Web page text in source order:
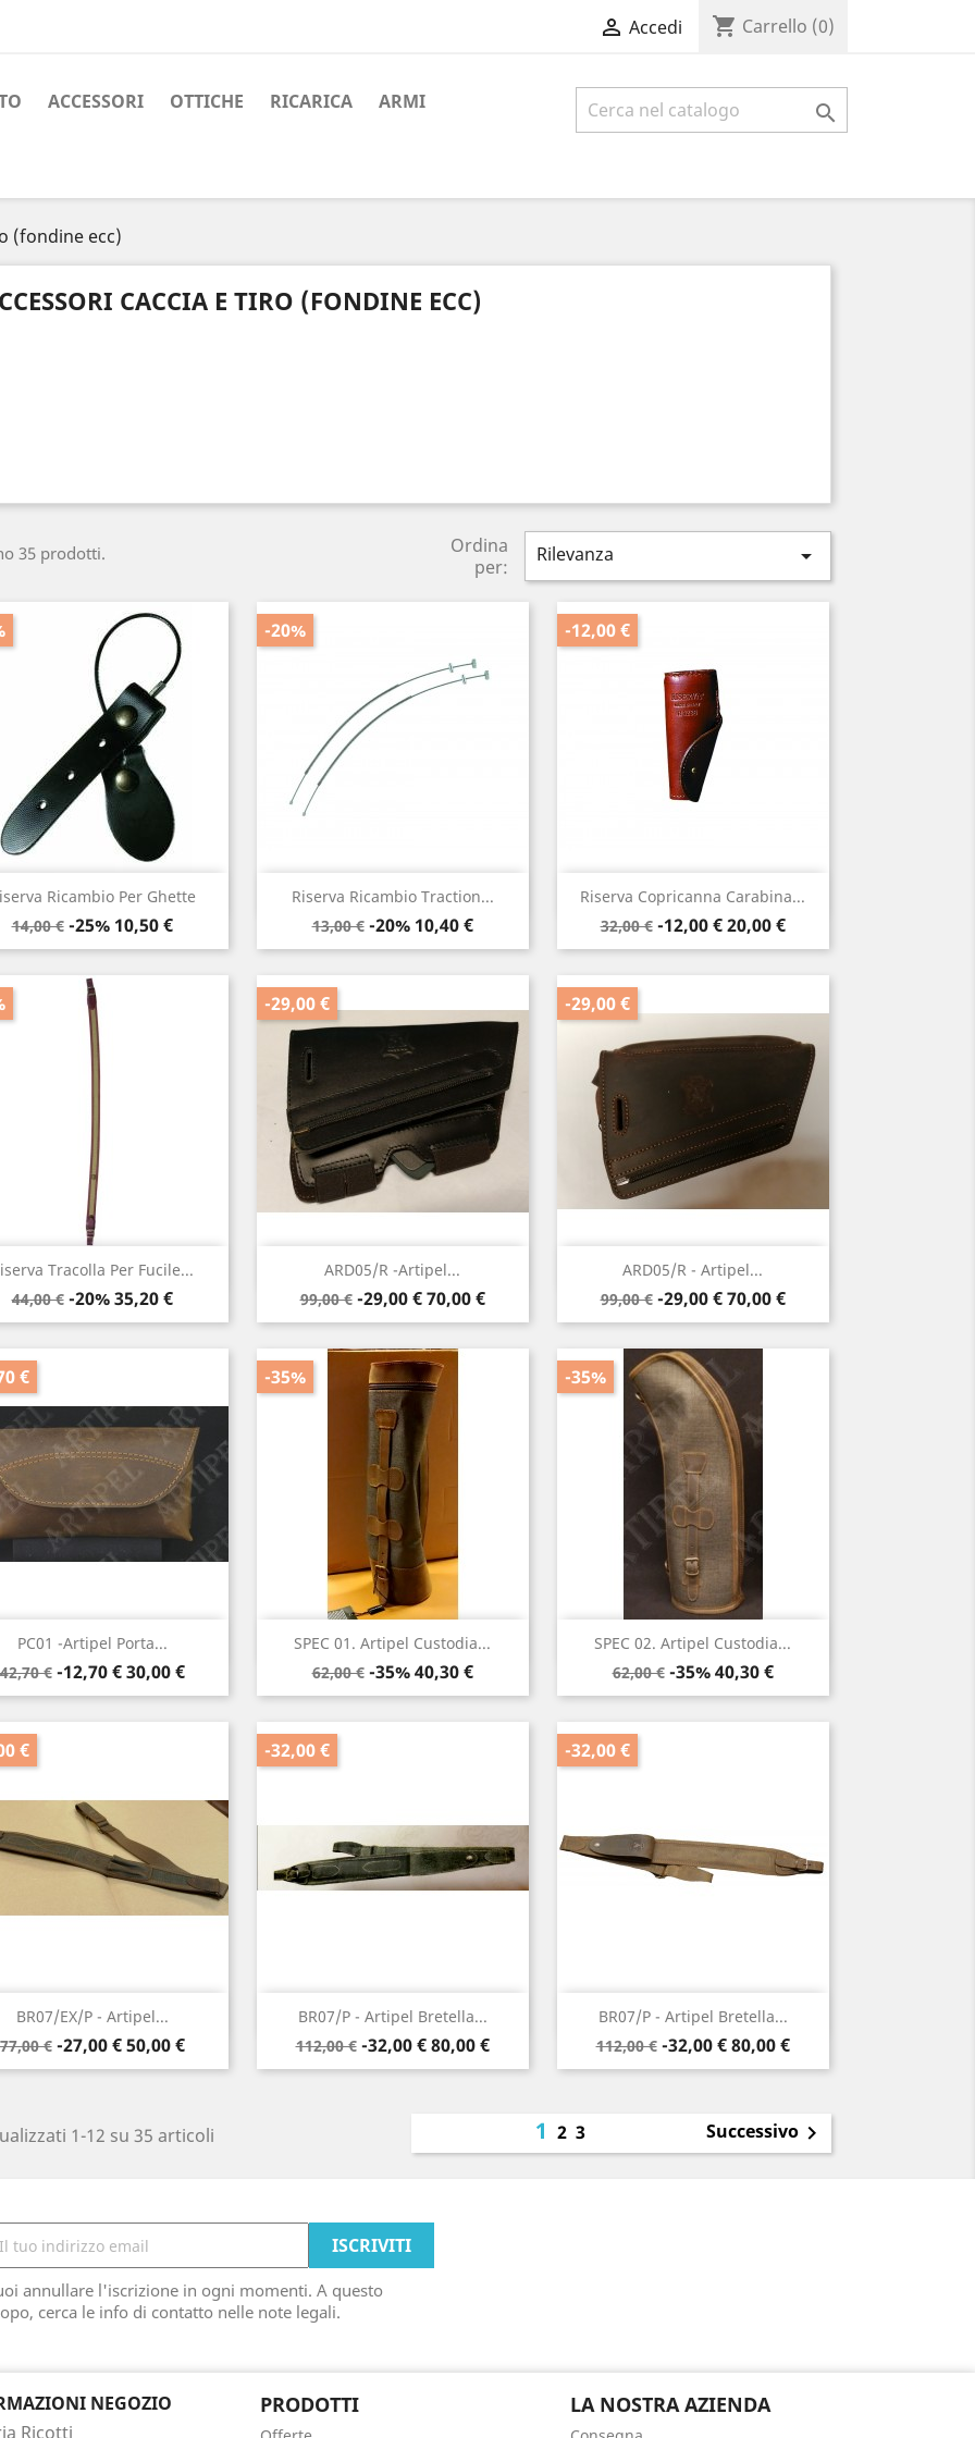
 Accedi shopping_cart Carrello (0)

ACCESSORI OTTICHE RICARICA ARMI
(fondine ecc)
CACCIA E TIRO (FONDINE ECC)
35 prodotti.
Ordina
per:
Rilevanza 
Ricambio Per Ghette
Prezzo
base
14,00 € -25% Prezzo
10,50 €
Anteprima Riserva Ricambio Traction...
Prezzo
base
13,00 € -20% Prezzo
10,40 €
-20%
Anteprima Riserva Copricanna Carabina...
Prezzo
base
32,00 € -12,00 € Prezzo
20,00 €
-12,00 €
Anteprima
Tracolla Per Fucile...
Prezzo
base
44,00 € -20% Prezzo
35,20 €
Anteprima ARD05/R -Artipel...
Prezzo
base
99,00 € -29,00 € Prezzo
70,00 €
-29,00 €
Anteprima ARD05/R - Artipel...
Prezzo
base
99,00 € -29,00 € Prezzo
70,00 €
-29,00 €
Anteprima
PC01 -Artipel Porta...
42,70 € -12,70 € Prezzo
30,00 €
€
Anteprima SPEC 01. Artipel Custodia...
Prezzo
base
62,00 € -35% Prezzo
40,30 €
-35%
 Anteprima SPEC 02. Artipel Custodia...
Prezzo
base
62,00 € -35% Prezzo
40,30 €
-35%
 Anteprima
BR07/EX/P - Artipel...
77,00 € -27,00 € Prezzo
50,00 €
€
Anteprima BR07/P - Artipel Bretella...
Prezzo
base
112,00 € -32,00 € Prezzo
80,00 €
-32,00 €
 Anteprima BR07/P - Artipel Bretella...
Prezzo
base
112,00 € -32,00 € Prezzo
80,00 €
-32,00 €
 Anteprima
1-12 su 35 articoli 123 Successivo
annullare l'iscrizione in ogni momenti. A questo
cerca le info di contatto nelle note legali.
NEGOZIO
Ricotti
PRODOTTI LA NOSTRA AZIENDA